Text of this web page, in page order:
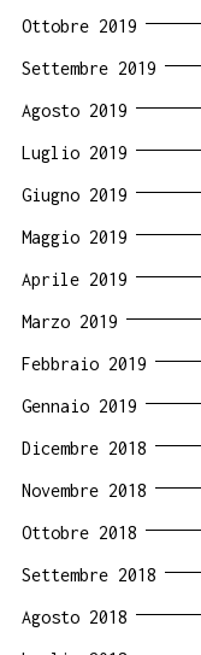
Ottobre 2019
Settembre 2019
Agosto 2019
Luglio 2019
Giugno 2019
Maggio 2019
Aprile 2019
Marzo 2019
Febbraio 2019
Gennaio 2019
Dicembre 2018
Novembre 2018
Ottobre 2018
Settembre 2018
Agosto 2018